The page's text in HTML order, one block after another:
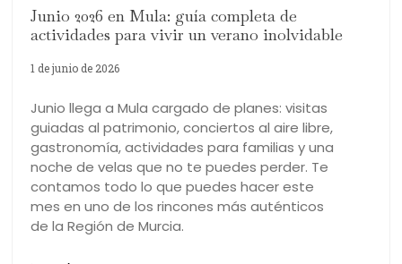
Junio 2026 en Mula: guía completa de
actividades para vivir un verano inolvidable
1 de junio de 2026
Junio llega a Mula cargado de planes: visitas
guiadas al patrimonio, conciertos al aire libre,
gastronomía, actividades para familias y una
noche de velas que no te puedes perder. Te
contamos todo lo que puedes hacer este
mes en uno de los rincones más auténticos
de la Región de Murcia.